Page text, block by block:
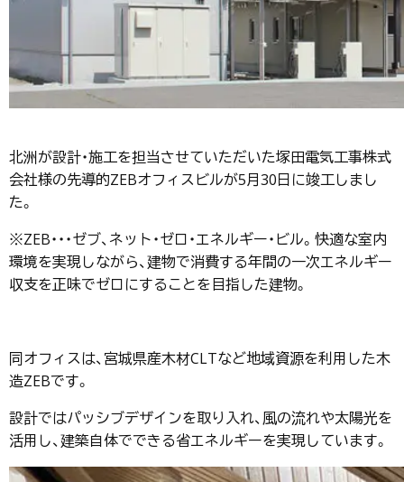
北洲が設計・施工を担当させていただいた塚田電気工事株式
会社様の先導的ZEBオフィスビルが5月30日に竣工しまし
た。
※ZEB・・・ゼブ、ネット・ゼロ・エネルギー・ビル。快適な室内
環境を実現しながら、建物で消費する年間の一次エネルギー
収支を正味でゼロにすることを目指した建物。
同オフィスは、宮城県産木材CLTなど地域資源を利用した木
造ZEBです。
設計ではパッシブデザインを取り入れ、風の流れや太陽光を
活用し、建築自体でできる省エネルギーを実現しています。